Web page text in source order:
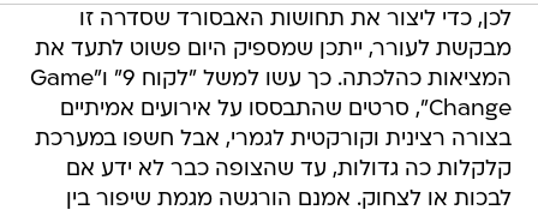
לכן, כדי ליצור את תחושות האבסורד שסדרה זו
מבקשת לעורר, ייתכן שמספיק היום פשוט לתעד את
המציאות כהלכתה. כך עשו למשל "לקוח 9" ו"Game
Change", סרטים שהתבססו על אירועים אמיתיים
בצורה רצינית וקורקטית לגמרי, אבל חשפו במערכת
קלקלות כה גדולות, עד שהצופה כבר לא ידע אם
לבכות או לצחוק. אמנם הורגשה מגמת שיפור בין